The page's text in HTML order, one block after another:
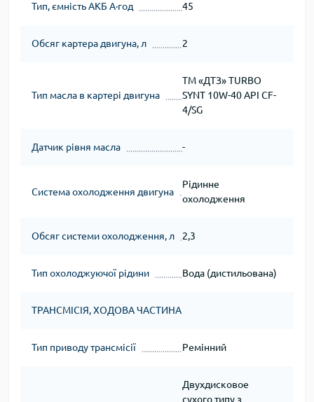
Тип, ємність АКБ А∙год 45
Обсяг картера двигуна, л 2
Тип масла в картері двигуна
ТМ «ДТЗ» TURBO
SYNT 10W-40 API CF-
4/SG
Датчик рівня масла -
Система охолодження двигуна
Рідинне
охолодження
Обсяг системи охолодження, л 2,3
Тип охолоджуючої рідини Вода (дистильована)
ТРАНСМІСІЯ, ХОДОВА ЧАСТИНА
Тип приводу трансмісії Ремінний
Двухдисковое
сухого типу з